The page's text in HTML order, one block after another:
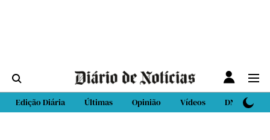
Edição Diária Últimas Opinião Vídeos DN Sport